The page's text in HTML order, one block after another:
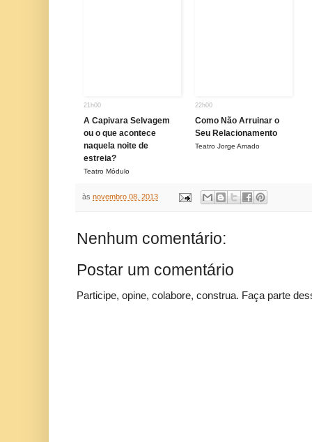
21h00
A Capivara Selvagem
ou o que acontece
naquela noite de
estreia?
Teatro Módulo
22h00
Como Não Arruinar o
Seu Relacionamento
Teatro Jorge Amado
às novembro 08, 2013
Nenhum comentário:
Postar um comentário
Participe, opine, colabore, construa. Faça parte